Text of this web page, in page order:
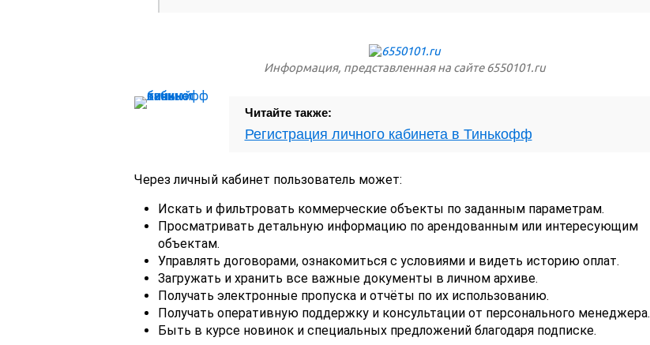
Информация, представленная на сайте 6550101.ru
Читайте также:
Регистрация личного кабинета в Тинькофф
Через личный кабинет пользователь может:
Искать и фильтровать коммерческие объекты по заданным параметрам.
Просматривать детальную информацию по арендованным или интересующим
объектам.
Управлять договорами, ознакомиться с условиями и видеть историю оплат.
Загружать и хранить все важные документы в личном архиве.
Получать электронные пропуска и отчёты по их использованию.
Получать оперативную поддержку и консультации от персонального менеджера.
Быть в курсе новинок и специальных предложений благодаря подписке.